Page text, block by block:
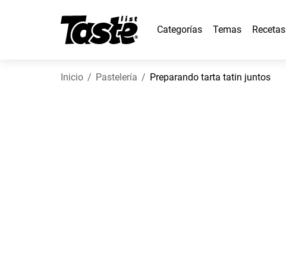
Categorías Temas Recetas
Inicio Pastelería Preparando tarta tatin juntos